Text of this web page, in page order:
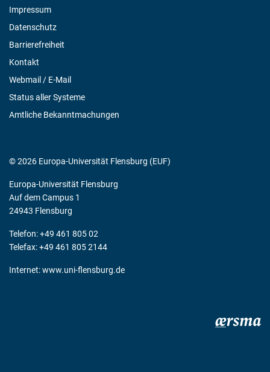
Impressum
Datenschutz
Barrierefreiheit
Kontakt
Webmail / E-Mail
Status aller Systeme
Amtliche Bekanntmachungen
© 2026 Europa-Universität Flensburg (EUF)
Europa-Universität Flensburg
Auf dem Campus 1
24943 Flensburg
Telefon: +49 461 805 02
Telefax: +49 461 805 2144
Internet:www.uni-flensburg.de